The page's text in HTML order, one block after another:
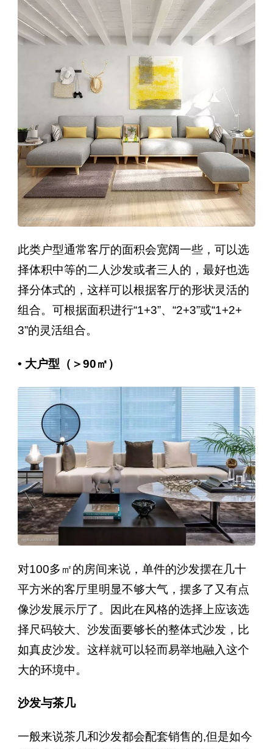
此类户型通常客厅的面积会宽阔一些，可以选
择体积中等的二人沙发或者三人的，最好也选
择分体式的，这样可以根据客厅的形状灵活的
组合。可根据面积进行“1+3”、“2+3”或“1+2+
3”的灵活组合。
• 大户型（＞90㎡）
对100多㎡的房间来说，单件的沙发摆在几十
平方米的客厅里明显不够大气，摆多了又有点
像沙发展示厅了。因此在风格的选择上应该选
择尺码较大、沙发面要够长的整体式沙发，比
如真皮沙发。这样就可以轻而易举地融入这个
大的环境中。
沙发与茶几
一般来说茶几和沙发都会配套销售的,但是如今